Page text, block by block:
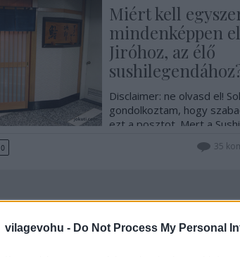
vilagevohu - Do Not Process My Personal
Miért kell
mindenképpen
Jiróhoz, az élő
Disclaimer: ne olvasd el!
gondolkoztam, hogy
ezt a posztot. Mert a
is nagy hatással voltak.
0 35